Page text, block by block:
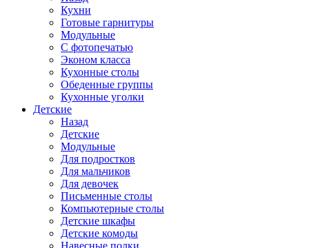
Кухни
Готовые гарнитуры
Модульные
С фотопечатью
Эконом класса
Кухонные столы
Обеденные группы
Кухонные уголки
Детские
Назад
Детские
Модульные
Для подростков
Для мальчиков
Для девочек
Письменные столы
Компьютерные столы
Детские шкафы
Детские комоды
Навесные полки